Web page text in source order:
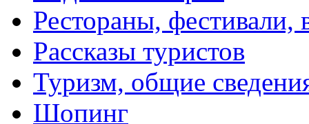
Рестораны, фестивали,
Рассказы туристов
Туризм, общие
Шопинг